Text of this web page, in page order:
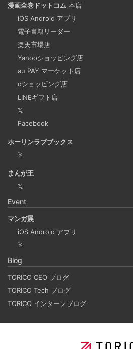
2025-03-21
についてご紹介します。 Slackでは
議の開始前にリマインダーを設定し
です。 忙しいと、いくらスケジュー
も、仕事に没頭してしまい、他の業
過ぎてしまうことがあります。そん
この機能が非常に役立つと思います
Laravelを使って簡単にReactを
成する
2025-03-18
Laravelを使って簡単にReactの開
はPython（Django）＋React（
が、今回は得意なPHP（Laravel）
とで、Reactの学習に集中できる環
コストで構築し、トラブル時の原因
を目的としています。
ホーリンラブブックスのリニュ
漫画全巻ドットコム 本店
iOS Android アプリ
電子書籍リーダー
楽天市場店
Yahooショッピング店
au PAY マーケット店
dショッピング店
LINEギフト店
𝕏
Facebook
ホーリンラブブックス
𝕏
まんが王
𝕏
Event
マンガ展
iOS Android アプリ
𝕏
Blog
TORICO CEO ブログ
TORICO Tech ブログ
TORICO インターンブログ